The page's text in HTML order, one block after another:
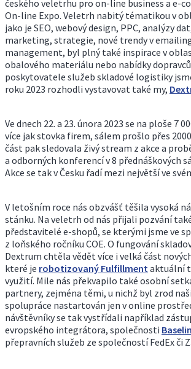
českého veletrhu pro on-line business a e-
On-line Expo. Veletrh nabitý tématikou v
jako je SEO, webový design, PPC, analýzy
marketing, strategie, nové trendy v
management, byl plný také inspirace v
obalového materiálu nebo nabídky
poskytovatele služeb skladové logistiky
roku 2023 rozhodli vystavovat také my,
Ve dnech 22. a 23. února 2023 se na ploše 7
více jak stovka firem, sálem prošlo přes
část pak sledovala živý stream z akce a
a odborných konferencí v 8 přednáškových
Akce se tak v Česku řadí mezi největší ve
V letošním roce nás obzvášť těšila vysoká
stánku. Na veletrh od nás přijali pozvání
představitelé e-shopů, se kterými jsme ve
z loňského ročníku COE. O fungování
Dextrum chtěla vědět více i velká část
které je robotizovaný Fulfillment aktuální
využití. Mile nás překvapilo také osobní
partnery, zejména těmi, u nichž byl zrod
spolupráce nastartován jen v online
návštěvníky se tak vystřídali například
evropského integrátora, společnosti
přepravních služeb ze společností FedEx či